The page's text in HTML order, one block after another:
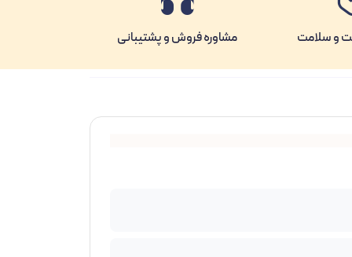
و سلامت مشاوره فروش و پشتیبانی